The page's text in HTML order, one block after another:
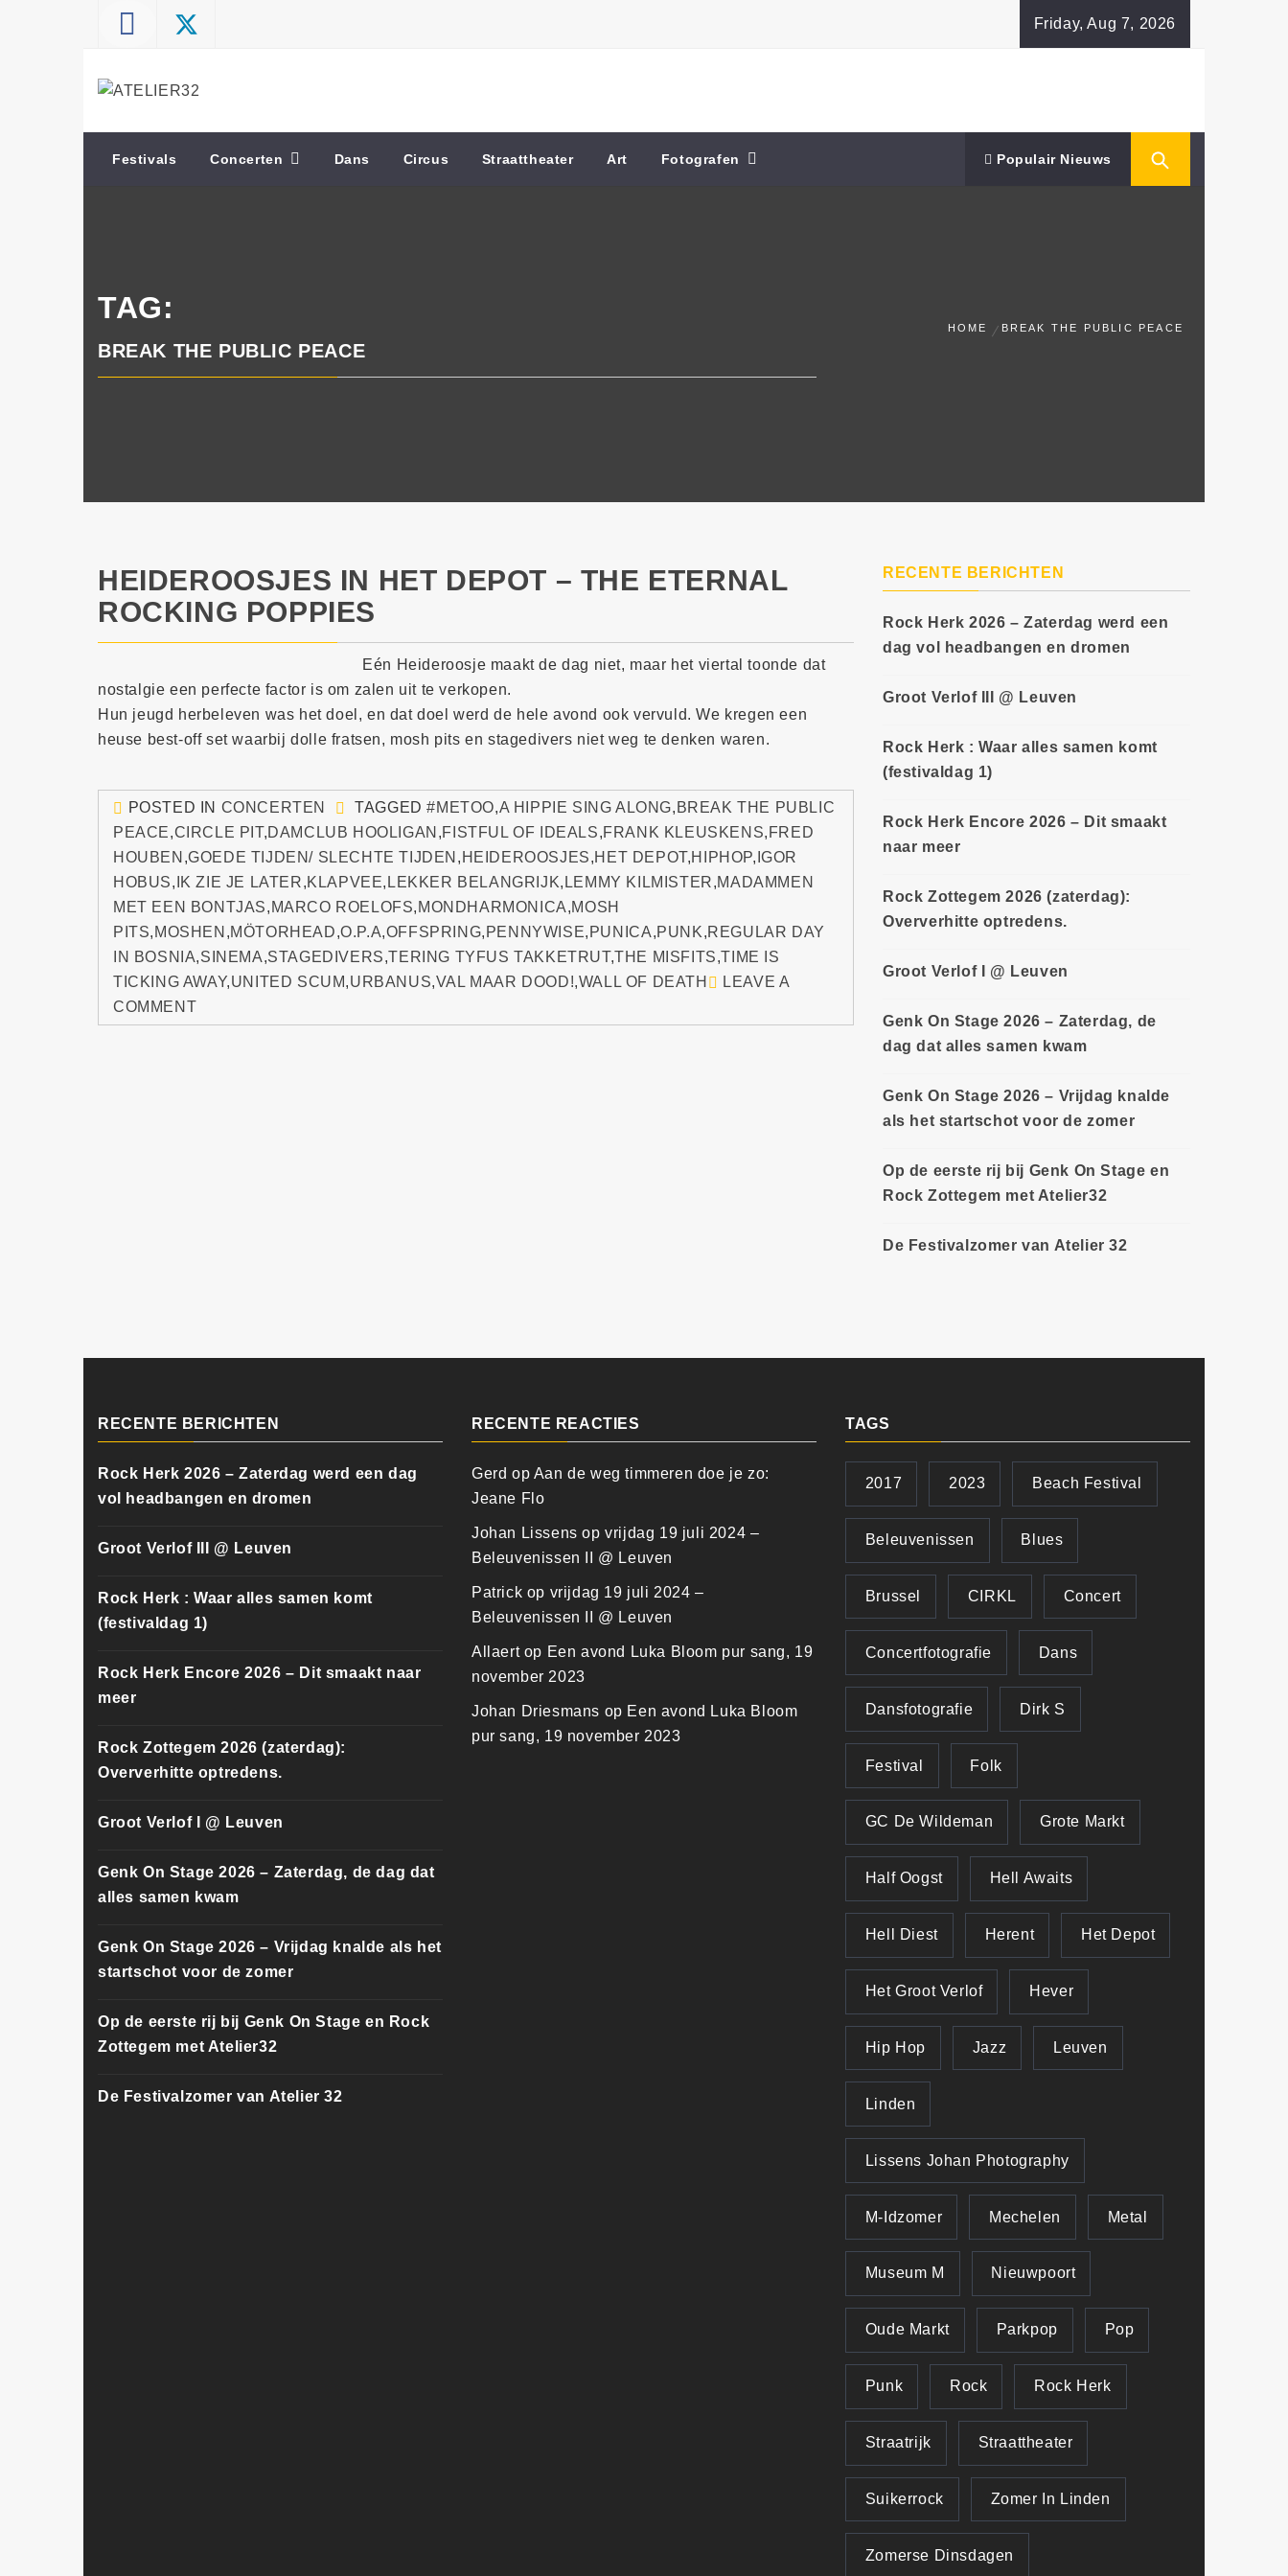
Friday, Aug 7, 2026
ATELIER32
Festivals Concerten Dans Circus Straattheater Art Fotografen Populair Nieuws
TAG:
BREAK THE PUBLIC PEACE
HOME BREAK THE PUBLIC PEACE
HEIDEROOSJES IN HET DEPOT – THE ETERNAL
ROCKING POPPIES
Eén Heideroosje maakt de dag niet, maar het viertal toonde dat
nostalgie een perfecte factor is om zalen uit te verkopen.
Hun jeugd herbeleven was het doel, en dat doel werd de hele avond ook vervuld. We kregen een
heuse best-off set waarbij dolle fratsen, mosh pits en stagedivers niet weg te denken waren.
POSTED IN CONCERTEN TAGGED#METOO,A HIPPIE SING ALONG, BREAK THE PUBLIC
PEACE,CIRCLE PIT,DAMCLUB HOOLIGAN ,FISTFUL OF IDEALS,FRANK KLEUSKENS, FRED
HOUBEN ,GOEDE TIJDEN/ SLECHTE TIJDEN , HEIDEROOSJES,HET DEPOT,HIPHOP, IGOR
HOBUS, IK ZIE JE LATER,KLAPVEE, LEKKER BELANGRIJK, LEMMY KILMISTER,MADAMMEN
MET EEN BONTJAS, MARCO ROELOFS, MONDHARMONICA,MOSH
PITS, MOSHEN ,MÖTORHEAD,O.P.A,OFFSPRING, PENNYWISE, PUNICA,PUNK,REGULAR DAY
IN BOSNIA,SINEMA,STAGEDIVERS,TERING TYFUS TAKKETRUT,THE MISFITS,TIME IS
TICKING AWAY,UNITED SCUM,URBANUS,VAL MAAR DOOD!,WALL OF DEATH
LEAVE A
COMMENT
RECENTE BERICHTEN
Rock Herk 2026 – Zaterdag werd een
dag vol headbangen en dromen
Groot Verlof III @ Leuven
Rock Herk : Waar alles samen komt
(festivaldag 1)
Rock Herk Encore 2026 – Dit smaakt
naar meer
Rock Zottegem 2026 (zaterdag):
Oververhitte optredens.
Groot Verlof I @ Leuven
Genk On Stage 2026 – Zaterdag, de
dag dat alles samen kwam
Genk On Stage 2026 – Vrijdag knalde
als het startschot voor de zomer
Op de eerste rij bij Genk On Stage en
Rock Zottegem met Atelier32
De Festivalzomer van Atelier 32
RECENTE BERICHTEN
Rock Herk 2026 – Zaterdag werd een dag
vol headbangen en dromen
Groot Verlof III @ Leuven
Rock Herk : Waar alles samen komt
(festivaldag 1)
Rock Herk Encore 2026 – Dit smaakt naar
meer
Rock Zottegem 2026 (zaterdag):
Oververhitte optredens.
Groot Verlof I @ Leuven
Genk On Stage 2026 – Zaterdag, de dag dat
alles samen kwam
Genk On Stage 2026 – Vrijdag knalde als het
startschot voor de zomer
Op de eerste rij bij Genk On Stage en Rock
Zottegem met Atelier32
De Festivalzomer van Atelier 32
RECENTE REACTIES
Gerd op Aan de weg timmeren doe je zo:
Jeane Flo
Johan Lissens opvrijdag 19 juli 2024 –
Beleuvenissen II @ Leuven
Patrick op vrijdag 19 juli 2024 –
Beleuvenissen II @ Leuven
Allaertop Een avond Luka Bloom pur sang, 19
november 2023
Johan Driesmans op Een avond Luka Bloom
pur sang, 19 november 2023
TAGS
2017 2023 Beach Festival
Beleuvenissen Blues
Brussel CIRKL Concert
Concertfotografie Dans
Dansfotografie Dirk S
Festival Folk
GC De Wildeman Grote Markt
Half Oogst Hell Awaits
Hell Diest Herent Het Depot
Het Groot Verlof Hever
Hip Hop Jazz Leuven
Linden
Lissens Johan Photography
M-Idzomer Mechelen Metal
Museum M Nieuwpoort
Oude Markt Parkpop Pop
Punk Rock Rock Herk
Straatrijk Straattheater
Suikerrock Zomer In Linden
Zomerse Dinsdagen